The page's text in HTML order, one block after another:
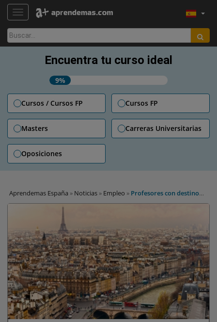
TOGGLE NAVIGATION
Buscar:
Encuentra tu curso ideal
9%
Cursos / Cursos FP Cursos FP
Masters Carreras Universitarias
Oposiciones
Aprendemas España » Noticias » Empleo » Profesores con destino
Francia: oportunidades para ejercer